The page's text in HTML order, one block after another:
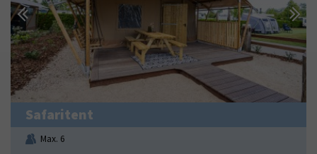
Safaritent
Max. 6